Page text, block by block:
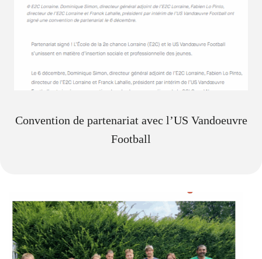
Convention de partenariat avec l’US Vandoeuvre
Football